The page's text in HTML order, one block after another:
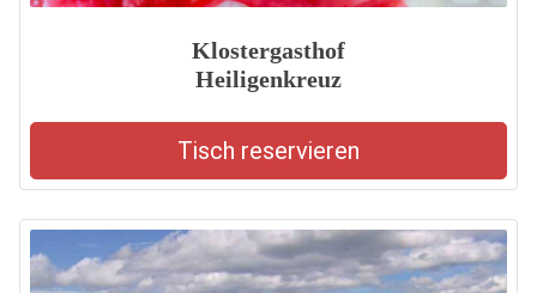
Klostergasthof
Heiligenkreuz
Tisch reservieren